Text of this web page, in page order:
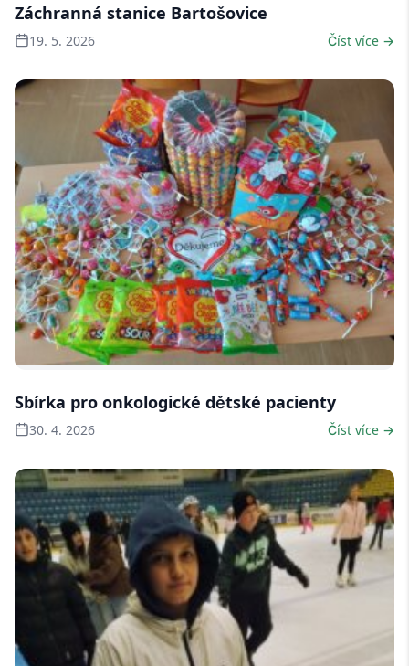
Záchranná stanice Bartošovice
19. 5. 2026 Číst více →
11 fotek
Sbírka pro onkologické dětské pacienty
30. 4. 2026 Číst více →